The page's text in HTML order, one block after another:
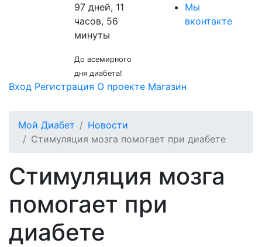
97 дней, 11
часов, 56
минуты
До всемирного
дня диабета!
Мы
вконтакте
Вход Регистрация О проекте Магазин
Мой Диабет
Новости
Стимуляция мозга помогает при диабете
Стимуляция мозга
помогает при
диабете